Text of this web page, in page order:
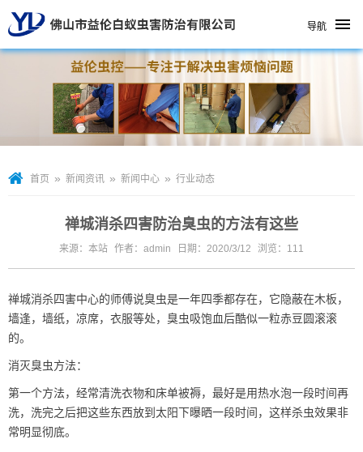
导航
首页 » 新闻资讯 » 新闻中心 » 行业动态
禅城消杀四害防治臭虫的方法有这些
来源：本站 作者：admin 日期：2020/3/12 浏览： 111
禅城消杀四害中心的师傅说臭虫是一年四季都存在，它隐蔽在木板，
墙逢，墙纸，凉席，衣服等处，臭虫吸饱血后酷似一粒赤豆圆滚滚
的。
消灭臭虫方法：
第一个方法，经常清洗衣物和床单被褥，最好是用热水泡一段时间再
洗，洗完之后把这些东西放到太阳下曝晒一段时间，这样杀虫效果非
常明显彻底。